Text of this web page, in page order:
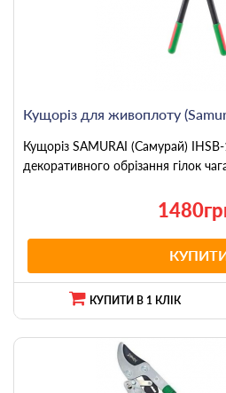
Кущоріз для живоплоту
Кущоріз SAMURAI (Самурай)
декоративного обрізання гілок
КУПИТИ В 1 КЛІК